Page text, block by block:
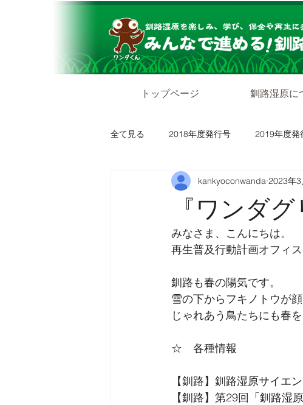
トップページ 釧路湿原に
全て見る 2018年度発行号 2019年度発
『ワンダ
kankyoconwanda 2023年3
みなさま、こんにちは。
再生普及行動計画オフィス
釧路も春の陽気です。
雪の下からフキノトウが顔
じゃれあう鳥たちにも春を
☆　各種情報
【釧路】釧路湿原サイエ
【釧路】第29回「釧路湿